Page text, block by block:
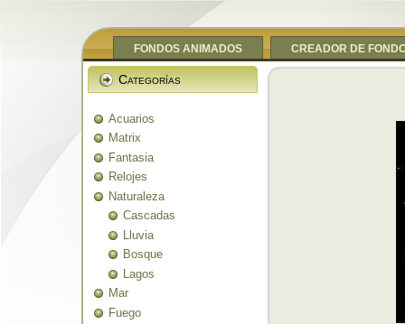
FONDOS ANIMADOS CREADOR DE
Categorías
Acuarios
Matrix
Fantasia
Relojes
Naturaleza
Cascadas
Lluvia
Bosque
Lagos
Mar
Fuego